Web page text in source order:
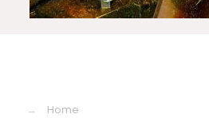
→
Home